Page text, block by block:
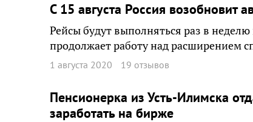
С 15 августа Россия возобновит
Рейсы будут выполняться раз в
продолжает работу над расширением
1 августа 2020 19 отзывов
Пенсионерка из Усть-Илимска
заработать на бирже